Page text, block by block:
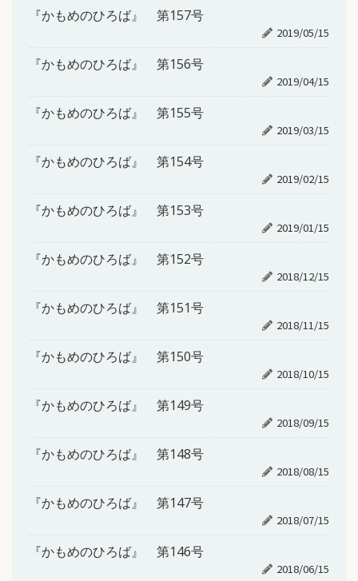
『かもめのひろば』 第157号
2019/05/15
『かもめのひろば』 第156号
2019/04/15
『かもめのひろば』 第155号
2019/03/15
『かもめのひろば』 第154号
2019/02/15
『かもめのひろば』 第153号
2019/01/15
『かもめのひろば』 第152号
2018/12/15
『かもめのひろば』 第151号
2018/11/15
『かもめのひろば』 第150号
2018/10/15
『かもめのひろば』 第149号
2018/09/15
『かもめのひろば』 第148号
2018/08/15
『かもめのひろば』 第147号
2018/07/15
『かもめのひろば』 第146号
2018/06/15